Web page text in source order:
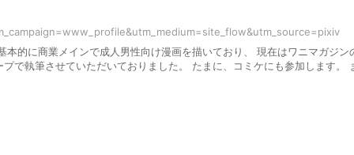
的に商業メインで成人男性向け漫画を描いており、 現在はワニマガジン
で執筆させていただいておりました。 たまに、コミケにも参加します。